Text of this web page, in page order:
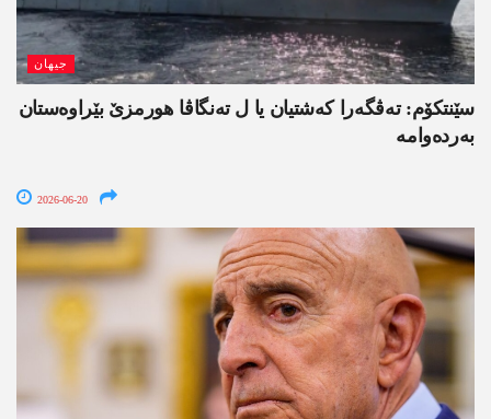
جیھان
سێنتکۆم: تەڤگەرا کەشتیان یا ل تەنگاڤا ھورمزێ بێراوەستان
بەردەوامە
2026-06-20